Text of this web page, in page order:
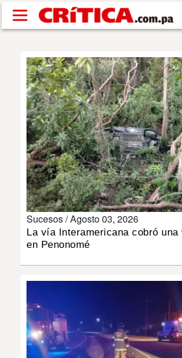
Pasar al contenido principal
SUCESOS
NACIONAL
POLÍTICA
SHOW
DEPORTES
MULTIMEDIA
IMPRESO
Sucesos /Agosto 03, 2026
La vía Interamericana cobró una
en Penonomé